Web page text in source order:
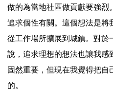
做的為當地社區做貢獻要強烈
追求個性有關。這個想法是將
從工作場所擴展到城鎮。對於
說，追求理想的想法也讓我感
固然重要，但現在我覺得把自
的。